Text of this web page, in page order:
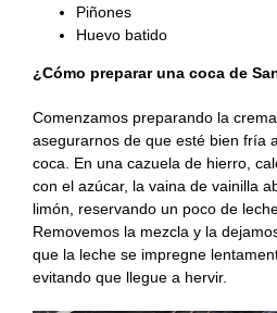
Piñones
Huevo batido
¿Cómo preparar una coca de
Comenzamos preparando la
asegurarnos de que esté bien fría
coca. En una cazuela de hierro,
con el azúcar, la vaina de vainilla
limón, reservando un poco de
Removemos la mezcla y la
que la leche se impregne
evitando que llegue a hervir.